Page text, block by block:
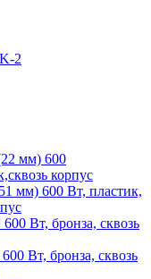
2
мм) 600
корпус
мм) 600 Вт, пластик,
Вт, бронза, сквозь
Вт, бронза, сквозь